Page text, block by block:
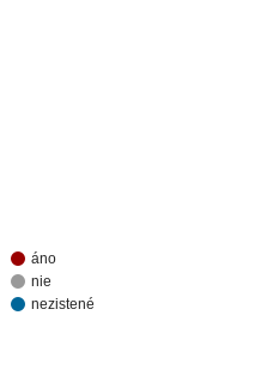
áno
nie
nezistené